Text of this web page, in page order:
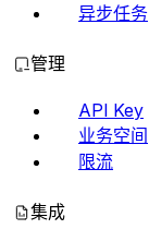
异步任务
管理
API Key
业务空间
限流
集成